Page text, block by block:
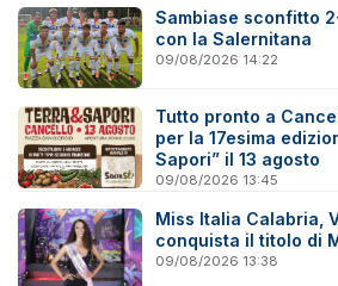
Sambiase sconfitto
con la Salernitana
09/08/2026 14:22
Tutto pronto a
per la 17esima
Sapori” il 13 agosto
09/08/2026 13:45
Miss Italia Calabria,
conquista il titolo di
09/08/2026 13:38